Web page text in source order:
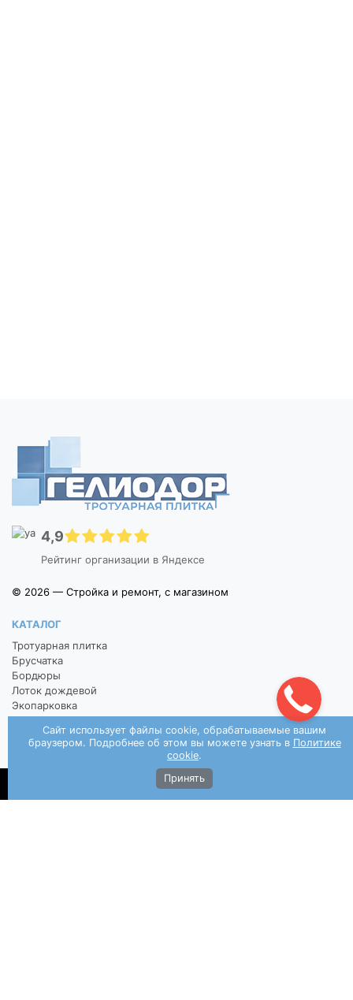
4,9
Рейтинг организации в Яндексе
© 2026 — Стройка и ремонт, с магазином
КАТАЛОГ
Тротуарная плитка
Брусчатка
Бордюры
Лоток дождевой
Экопарковка
Колор микс
Сайт использует файлы cookie, обрабатываемые вашим
браузером. Подробнее об этом вы можете узнать в Политике
cookie.
Принять